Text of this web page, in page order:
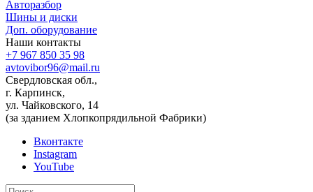
Авторазбор
Шины и диски
Доп. оборудование
Наши контакты
+7 967 850 35 98
avtovibor96@mail.ru
Свердловская обл.,
г. Карпинск,
ул. Чайковского, 14
(за зданием Хлопкопрядильной Фабрики)
Вконтакте
Instagram
YouTube